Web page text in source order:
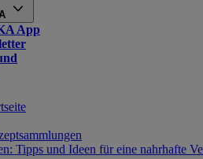
App
Tipps und Ideen für eine nahrhafte